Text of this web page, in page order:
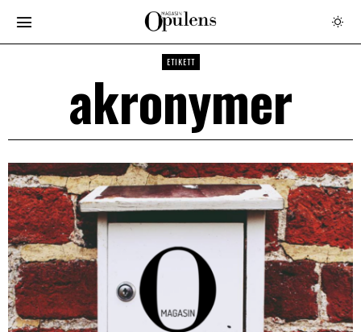
ETIKETT
akronymer